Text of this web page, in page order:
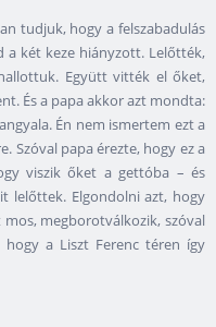
tudjuk, hogy a felszabadulás
a két keze hiányzott. Lelőtték,
Együtt vitték el őket,
És a papa akkor azt mondta:
Én nem ismertem ezt a
Szóval papa érezte, hogy ez a
viszik őket a gettóba – és
lelőttek. Elgondolni azt, hogy
megborotválkozik, szóval
hogy a Liszt Ferenc téren így